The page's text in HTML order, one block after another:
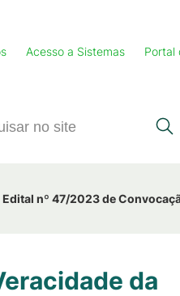
Acesso a Sistemas Portal
Edital nº 47/2023 de
da